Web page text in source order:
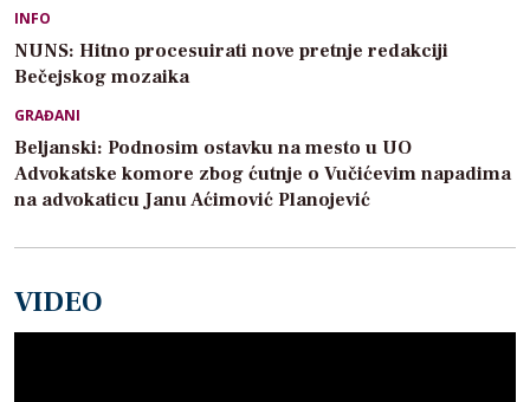
INFO
NUNS: Hitno procesuirati nove pretnje redakciji
Bečejskog mozaika
GRAĐANI
Beljanski: Podnosim ostavku na mesto u UO
Advokatske komore zbog ćutnje o Vučićevim napadima
na advokaticu Janu Aćimović Planojević
VIDEO